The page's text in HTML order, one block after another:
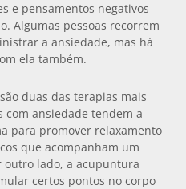
e pensamentos negativos
Algumas pessoas recorrem
a ansiedade, mas há
ela também.
duas das terapias mais
com ansiedade tendem a
para promover relaxamento
que acompanham um
outro lado, a acupuntura
certos pontos no corpo